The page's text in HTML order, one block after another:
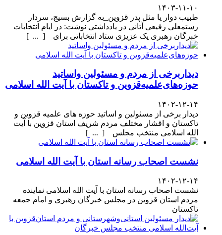
۱۴۰۳-۱۱-۱۰
طبیب دوار یا مثل پدر قزوین_به گزارش بسیج، سردار
رستمعلی رفیعی آتانی در یادداشتی نوشت: در ایام انتخابات
خبرگان رهبری یک عزیزی ستاد انتخاباتی برای [ ... ]
دیداربرخی از مردم و مسئولین واساتید
حوزه‌های‌علمیه‌قزوین و تاکستان با آیت الله اسلامی
۱۴۰۲-۱۲-۱۴
دیدار برخی از مسئولین و اساتید حوزه های علمیه قزوین و
تاکستان و اقشار مختلف مردم شریف استان قزوین با آیت
الله اسلامی منتخب مجلس [ ... ]
نشست اصحاب رسانه استان با آیت الله اسلامی
۱۴۰۲-۱۲-۱۴
نشست اصحاب رسانه استان با آیت الله اسلامی نماینده
مردم استان قزوین در مجلس خبرگان رهبری و امام جمعه
تاکستان